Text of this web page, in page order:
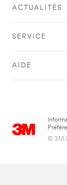
ACTUALITÉS
SERVICE
AIDE
© 3M